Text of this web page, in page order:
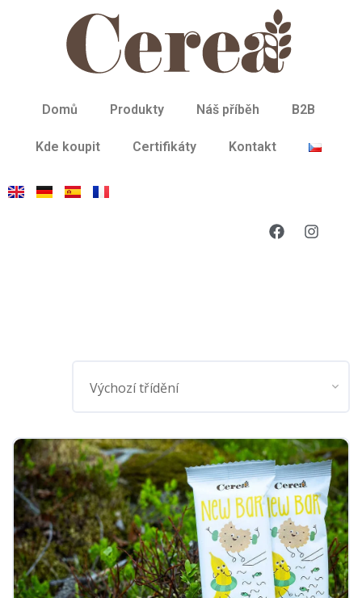
Domů Produkty Náš příběh B2B
Kde koupit Certifikáty Kontakt